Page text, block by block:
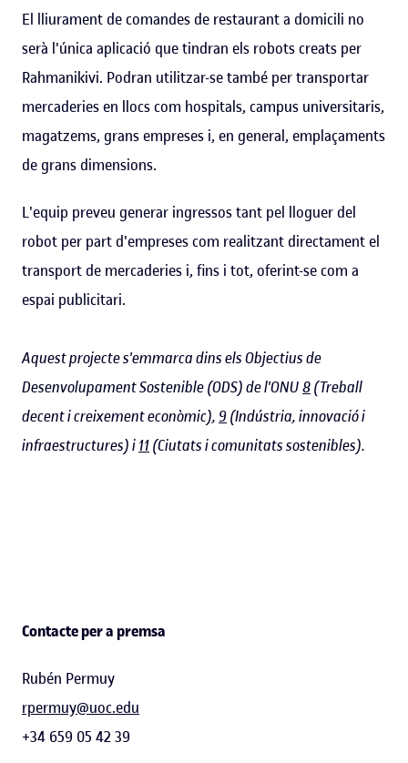
El lliurament de comandes de restaurant a domicili no
serà l'única aplicació que tindran els robots creats per
Rahmanikivi. Podran utilitzar-se també per transportar
mercaderies en llocs com hospitals, campus universitaris,
magatzems, grans empreses i, en general, emplaçaments
de grans dimensions.
L'equip preveu generar ingressos tant pel lloguer del
robot per part d'empreses com realitzant directament el
transport de mercaderies i, fins i tot, oferint-se com a
espai publicitari.
Aquest projecte s'emmarca dins elsObjectius de
Desenvolupament Sostenible (ODS) de l'ONU8(Treball
decent i creixement econòmic),9(Indústria, innovació i
infraestructures) i11(Ciutats i comunitats sostenibles).
Contacte per a premsa
Rubén Permuy
rpermuy@uoc.edu
+34 659 05 42 39